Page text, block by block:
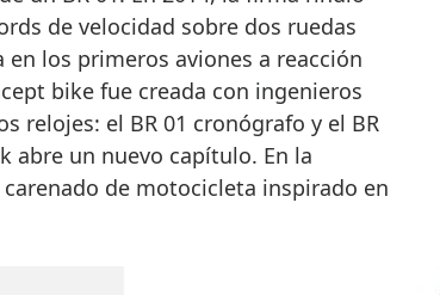
de velocidad sobre dos ruedas
los primeros aviones a reacción
bike fue creada con ingenieros
relojes: el BR 01 cronógrafo y el BR
abre un nuevo capítulo. En la
de motocicleta inspirado en